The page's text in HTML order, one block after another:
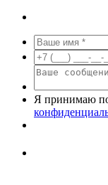
Я принимаю